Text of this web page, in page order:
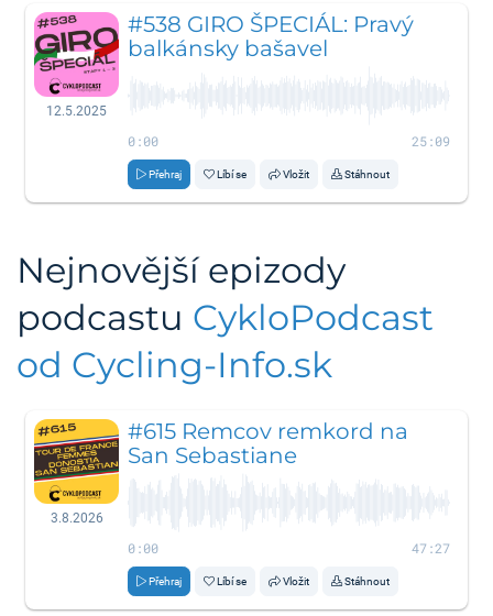
12.5.2025
#538 GIRO ŠPECIÁL: Pravý
balkánsky bašavel
0:00 25:09
Přehraj Líbí se Vložit Stáhnout
Nejnovější epizody
podcastu CykloPodcast
od Cycling-Info.sk
3.8.2026
#615 Remcov remkord na
San Sebastiane
0:00 47:27
Přehraj Líbí se Vložit Stáhnout